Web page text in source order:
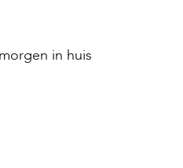
in huis